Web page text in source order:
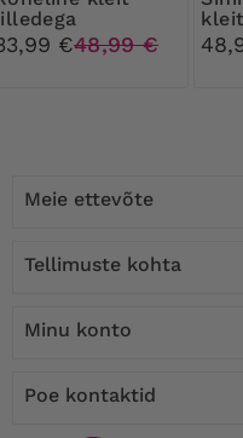
€48,99 €
Meie ettevõte
Tellimuste kohta
Minu konto
Poe kontaktid